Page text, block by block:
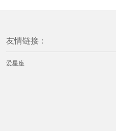
友情链接：
爱星座